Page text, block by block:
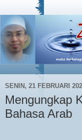
SENIN, 21 FEBRUARI
Mengungkap
Bahasa Arab